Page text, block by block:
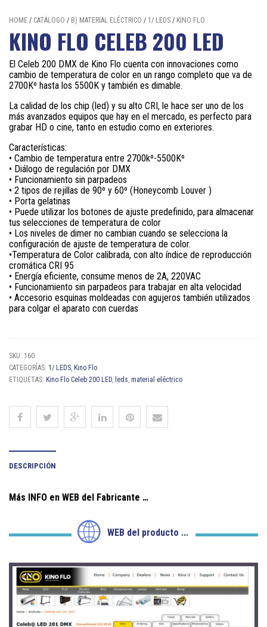
HOME / CATÁLOGO / B) MATERIAL ELÉCTRICO / 1/ LEDS / KINO FLO
KINO FLO CELEB 200 LED
El Celeb 200 DMX de Kino Flo cuenta con innovaciones como
cambio de temperatura de color en un rango completo que va de
2700Kº hasta los 5500K y también es dimable.
La calidad de los chip (led) y su alto CRI, le hace ser uno de los
más avanzados equipos que hay en el mercado, es perfecto para
grabar HD o cine, tanto en estudio como en exteriores.
Características:
• Cambio de temperatura entre 2700kº-5500Kº
• Diálogo de regulación por DMX
• Funcionamiento sin parpadeos
• 2 tipos de rejillas de 90º y 60º (Honeycomb Louver )
• Porta gelatinas
• Puede utilizar los botones de ajuste predefinido, para almacenar
tus selecciones de temperatura de color
• Los niveles de dimer no cambian cuando se selecciona la
configuración de ajuste de temperatura de color.
•Temperatura de Color calibrada, con alto índice de reproducción
cromática CRI 95
• Energía eficiente, consume menos de 2A, 220VAC
• Funcionamiento sin parpadeos para trabajar en alta velocidad
• Accesorio esquinas moldeadas con agujeros también utilizados
para colgar el aparato con cuerdas
SKU: 160
CATEGORÍAS: 1/ LEDS, Kino Flo
ETIQUETAS: Kino Flo Celeb 200 LED, leds, material eléctrico
DESCRIPCIÓN
Más INFO en WEB del Fabricante …
WEB del producto ...